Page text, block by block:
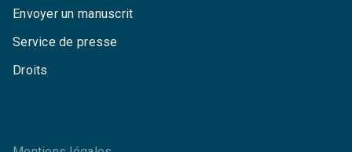
Envoyer un manuscrit
Service de presse
Droits